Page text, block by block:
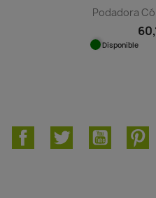
Podadora
Disponible
FacebookTwitter YouTube